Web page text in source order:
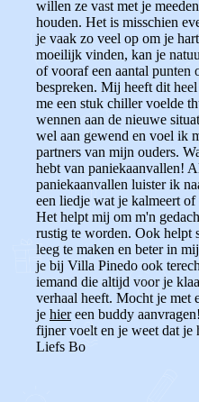
willen ze vast met je
houden. Het is misschien
je vaak zo veel op om je
moeilijk vinden, kan je
of vooraf een aantal punten
bespreken. Mij heeft dit
me een stuk chiller voelde
wennen aan de nieuwe
wel aan gewend en voel ik
partners van mijn ouders.
hebt van paniekaanvallen!
paniekaanvallen luister ik
een liedje wat je kalmeert
Het helpt mij om m'n
rustig te worden. Ook helpt
leeg te maken en beter in
je bij Villa Pinedo ook
iemand die altijd voor je
verhaal heeft. Mocht je met
je hiereen buddy
fijner voelt en je weet dat je
Liefs Bo